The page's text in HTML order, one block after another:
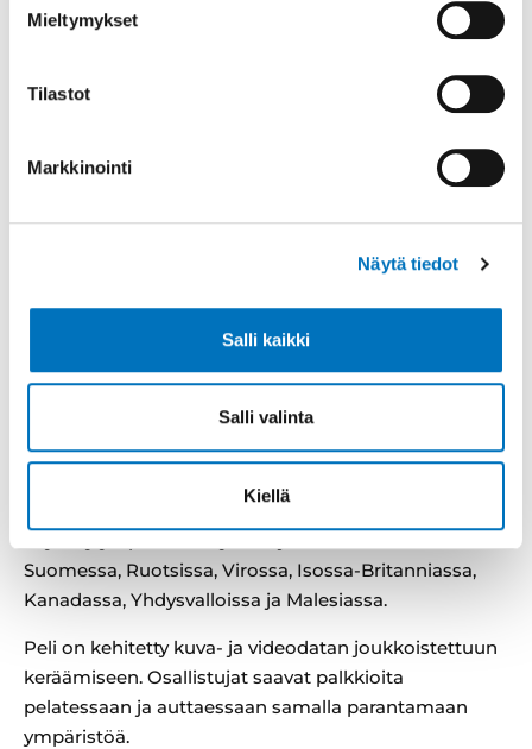
Mieltymykset
Tilastot
Markkinointi
Näytä tiedot
Salli kaikki
Salli valinta
Kiellä
vieraslajeja torjutaan tänä kesänä Crowdsorsan avulla
Lisätietoja
Terho Marttila
toni.paju@crowdsorsa.com
Mikä on Crowdsorsa?
tamperelainen startup-yritys, jonka mobiilipeliä on
Suomessa, Ruotsissa, Virossa, Isossa-Britanniassa,
Kanadassa, Yhdysvalloissa ja Malesiassa.
Peli on kehitetty kuva- ja videodatan joukkoistettuun
keräämiseen. Osallistujat saavat palkkioita
pelatessaan ja auttaessaan samalla parantamaan
ympäristöä.